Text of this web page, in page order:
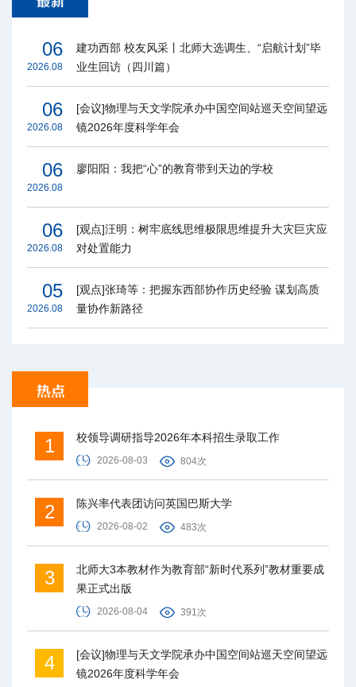
06
2026.08
建功西部 校友风采丨北师大选调生、“启航计划”毕
业生回访（四川篇）
06
2026.08
[会议]物理与天文学院承办中国空间站巡天空间望远
镜2026年度科学年会
06
2026.08
廖阳阳：我把“心”的教育带到天边的学校
06
2026.08
[观点]汪明：树牢底线思维极限思维提升大灾巨灾应
对处置能力
05
2026.08
[观点]张琦等：把握东西部协作历史经验 谋划高质
量协作新路径
1 校领导调研指导2026年本科招生录取工作
2026-08-03 804次
2 陈兴率代表团访问英国巴斯大学
2026-08-02 483次
3
北师大3本教材作为教育部“新时代系列”教材重要成
果正式出版
2026-08-04 391次
4
[会议]物理与天文学院承办中国空间站巡天空间望远
镜2026年度科学年会